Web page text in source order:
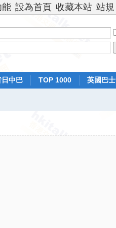
能 設為首頁 收藏本站 站規
日中巴 TOP 1000
英國巴士